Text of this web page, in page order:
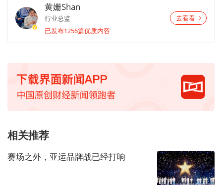
黄姗Shan
行业总监
已发布1256篇优质内容
去看看
相关推荐
赛场之外，亚运品牌战已经打响